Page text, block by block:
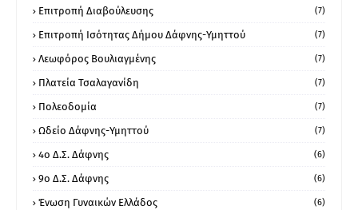
Επιτροπή Διαβούλευσης (7)
Επιτροπή Ισότητας Δήμου Δάφνης-Υμηττού (7)
Λεωφόρος Βουλιαγμένης (7)
Πλατεία Τσαλαγανίδη (7)
Πολεοδομία (7)
Ωδείο Δάφνης-Υμηττού (7)
4ο Δ.Σ. Δάφνης (6)
9ο Δ.Σ. Δάφνης (6)
Ένωση Γυναικών Ελλάδος (6)